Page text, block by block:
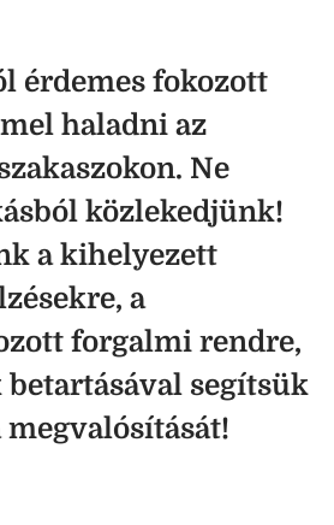
érdemes fokozott
haladni az
Ne
közlekedjünk!
a kihelyezett
a
forgalmi rendre,
betartásával segítsük